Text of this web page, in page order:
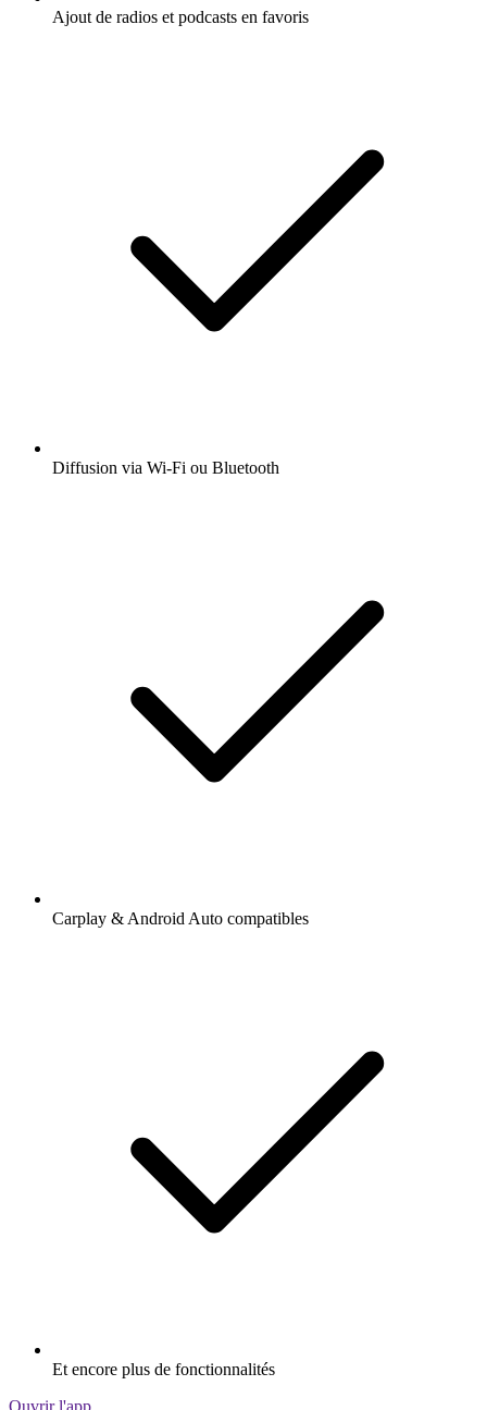
Ajout de radios et podcasts en favoris
Diffusion via Wi-Fi ou Bluetooth
Carplay & Android Auto compatibles
Et encore plus de fonctionnalités